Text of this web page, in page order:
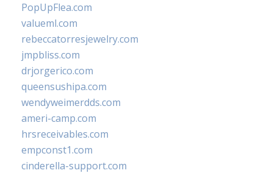
PopUpFlea.com
valueml.com
rebeccatorresjewelry.com
jmpbliss.com
drjorgerico.com
queensushipa.com
wendyweimerdds.com
ameri-camp.com
hrsreceivables.com
empconst1.com
cinderella-support.com